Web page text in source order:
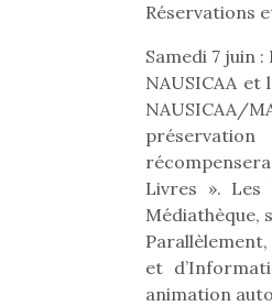
Réservations
Samedi 7 juin
NAUSICAA
NAUSICAA/
Livres ». Les
Médiathèque,
et
animation
NextGen, une nouvelle
trottinette mécanique
enfants débordent
d’énergie. Varier
occupations n’est pas
simple.
Des
c’est
pour